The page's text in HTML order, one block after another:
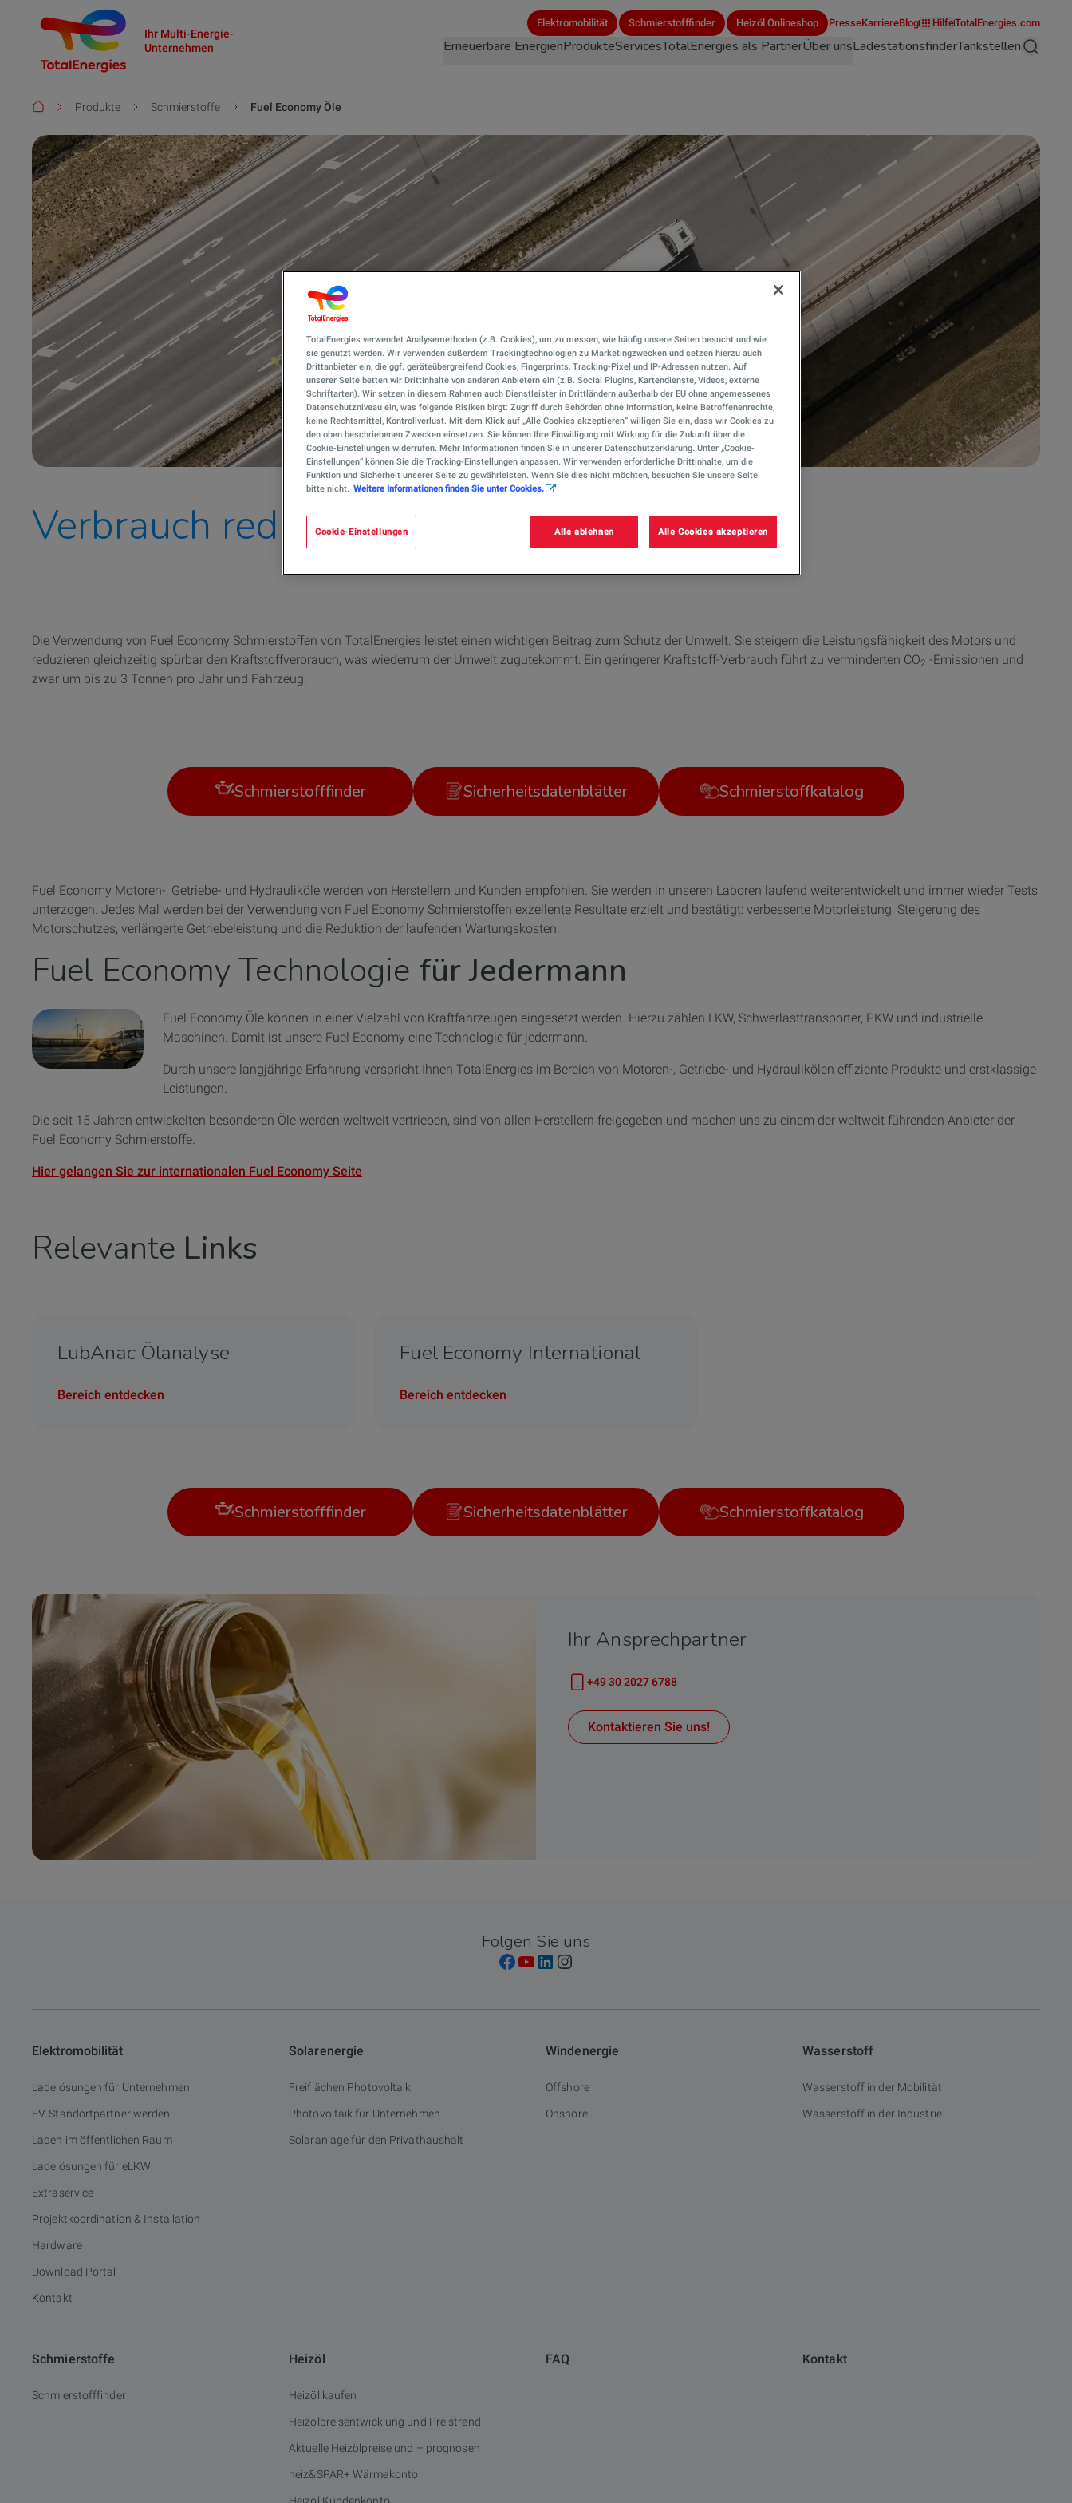
Direkt
zum
Ihr Multi-Energie-
Unternehmen
Erneuerbare EnergienProdukteServicesTotalEnergies als PartnerÜber unsLadestationsfinderTankstellen Suche
Elektromobilität Schmierstofffinder Heizöl Onlineshop PresseKarriereBlog HilfeTotalEnergies.com
Pfadnavigation
Produkte Schmierstoffe Fuel Economy Öle
Verbrauch reduzieren durch: Fuel Economy
Die Verwendung von Fuel Economy Schmierstoffen von TotalEnergies leistet einen wichtigen Beitrag zum Schutz der Umwelt. Sie steigern die Leistungsfähigkeit des Motors und
reduzieren gleichzeitig spürbar den Kraftstoffverbrauch, was wiederrum der Umwelt zugutekommt: Ein geringerer Kraftstoff-Verbrauch führt zu verminderten CO2 -Emissionen und
zwar um bis zu 3 Tonnen pro Jahr und Fahrzeug.
Schmierstofffinder Sicherheitsdatenblätter Schmierstoffkatalog
Fuel Economy Motoren-, Getriebe- und Hydrauliköle werden von Herstellern und Kunden empfohlen. Sie werden in unseren Laboren laufend weiterentwickelt und immer wieder Tests
unterzogen. Jedes Mal werden bei der Verwendung von Fuel Economy Schmierstoffen exzellente Resultate erzielt und bestätigt: verbesserte Motorleistung, Steigerung des
Motorschutzes, verlängerte Getriebeleistung und die Reduktion der laufenden Wartungskosten.
Fuel Economy Technologie für Jedermann
Fuel Economy Öle können in einer Vielzahl von Kraftfahrzeugen eingesetzt werden. Hierzu zählen LKW, Schwerlasttransporter, PKW und industrielle
Maschinen. Damit ist unsere Fuel Economy eine Technologie für jedermann.
Durch unsere langjährige Erfahrung verspricht Ihnen TotalEnergies im Bereich von Motoren-, Getriebe- und Hydraulikölen effiziente Produkte und erstklassige
Leistungen.
Die seit 15 Jahren entwickelten besonderen Öle werden weltweit vertrieben, sind von allen Herstellern freigegeben und machen uns zu einem der weltweit führenden Anbieter der
Fuel Economy Schmierstoffe.
Hier gelangen Sie zur internationalen Fuel Economy Seite
Relevante Links
LubAnac Ölanalyse
Bereich entdecken
Fuel Economy International
Bereich entdecken
Schmierstofffinder Sicherheitsdatenblätter Schmierstoffkatalog
Ihr Ansprechpartner
+49 30 2027 6788
Kontaktieren Sie uns!
Folgen Sie uns
Elektromobilität
Ladelösungen für Unternehmen
EV-Standortpartner werden
Laden im öffentlichen Raum
Ladelösungen für eLKW
Extraservice
Projektkoordination & Installation
Hardware
Download Portal
Kontakt
Solarenergie
Freiflächen Photovoltaik
Photovoltaik für Unternehmen
Solaranlage für den Privathaushalt
Windenergie
Offshore
Onshore
Wasserstoff
Wasserstoff in der Mobilität
Wasserstoff in der Industrie
Schmierstoffe
Schmierstofffinder
Heizöl
Heizöl kaufen
Heizölpreisentwicklung und Preistrend
Aktuelle Heizölpreise und – prognosen
heiz&SPAR+ Wärmekonto
FAQ Kontakt
TotalEnergies verwendet Analysemethoden (z.B. Cookies), um zu messen, wie häufig unsere Seiten besucht und wie
sie genutzt werden. Wir verwenden außerdem Trackingtechnologien zu Marketingzwecken und setzen hierzu auch
Drittanbieter ein, die ggf. geräteübergreifend Cookies, Fingerprints, Tracking-Pixel und IP-Adressen nutzen. Auf
unserer Seite betten wir Drittinhalte von anderen Anbietern ein (z.B. Social Plugins, Kartendienste, Videos, externe
Schriftarten). Wir setzen in diesem Rahmen auch Dienstleister in Drittländern außerhalb der EU ohne angemessenes
Datenschutzniveau ein, was folgende Risiken birgt: Zugriff durch Behörden ohne Information, keine Betroffenenrechte,
keine Rechtsmittel, Kontrollverlust. Mit dem Klick auf „Alle Cookies akzeptieren“ willigen Sie ein, dass wir Cookies zu
den oben beschriebenen Zwecken einsetzen. Sie können Ihre Einwilligung mit Wirkung für die Zukunft über die
Cookie-Einstellungen widerrufen. Mehr Informationen finden Sie in unserer Datenschutzerklärung. Unter „Cookie-
Einstellungen“ können Sie die Tracking-Einstellungen anpassen. Wir verwenden erforderliche Drittinhalte, um die
Funktion und Sicherheit unserer Seite zu gewährleisten. Wenn Sie dies nicht möchten, besuchen Sie unsere Seite
bitte nicht. Weitere Informationen finden Sie unter Cookies.
Cookie-Einstellungen Alle ablehnen Alle Cookies akzeptieren